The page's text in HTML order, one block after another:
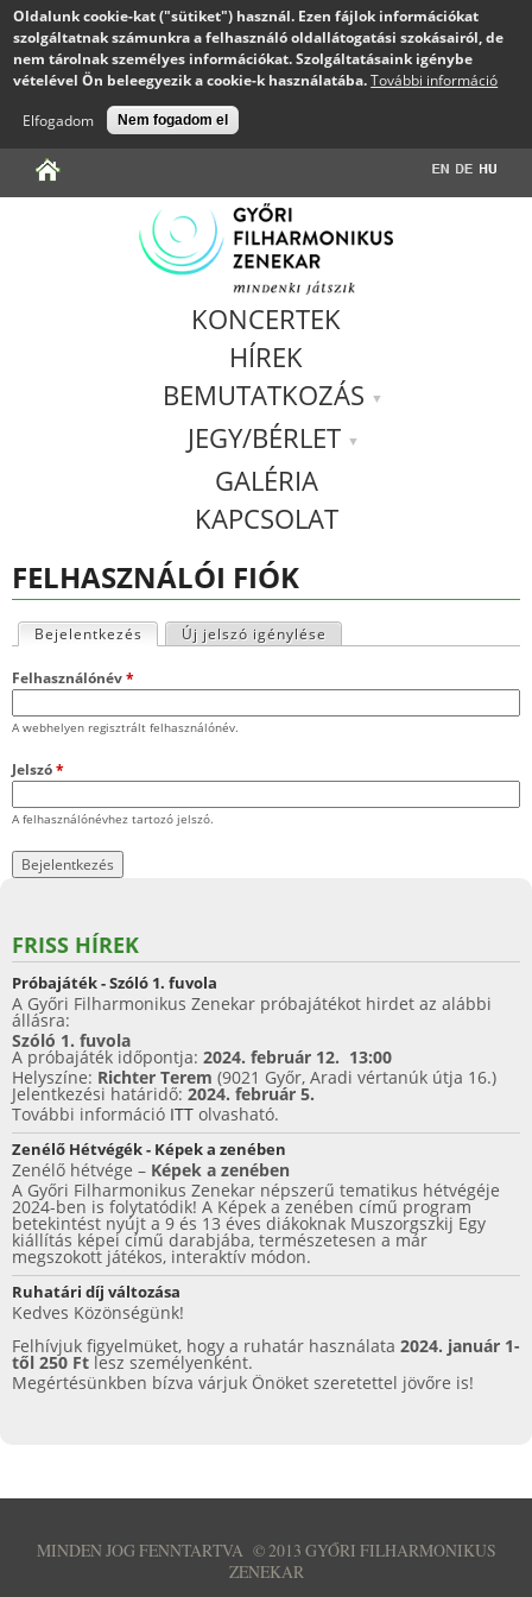
Oldalunk cookie-kat ("sütiket") használ. Ezen fájlok információkat
szolgáltatnak számunkra a felhasználó oldallátogatási szokásairól, de
nem tárolnak személyes információkat. Szolgáltatásaink igénybe
vételével Ön beleegyezik a cookie-k használatába.További információ
Elfogadom
Nem fogadom el
KONCERTEK
HÍREK
BEMUTATKOZÁS
JEGY/BÉRLET
GALÉRIA
KAPCSOLAT
FELHASZNÁLÓI FIÓK
l
ő
d
l
g
e
s
f
ü
l
e
k
Bejelentkezés (aktív fül)Új jelszó igénylése
Felhasználónév*
A webhelyen regisztrált felhasználónév.
Jelszó*
A felhasználónévhez tartozó jelszó.
FRISS HÍREK
Próbajáték - Szóló 1. fuvola
A Győri Filharmonikus Zenekar próbajátékot hirdet az alábbi
állásra:
Szóló 1. fuvola
A próbajáték időpontja: 2024. február 12. 13:00
Helyszíne: Richter Terem (9021 Győr, Aradi vértanúk útja 16.)
Jelentkezési határidő: 2024. február 5.
További információ ITT olvasható.
Zenélő Hétvégék - Képek a zenében
Zenélő hétvége – Képek a zenében
A Győri Filharmonikus Zenekar népszerű tematikus hétvégéje
2024-ben is folytatódik! A Képek a zenében című program
betekintést nyújt a 9 és 13 éves diákoknak Muszorgszkij Egy
kiállítás képei című darabjába, természetesen a már
megszokott játékos, interaktív módon.
Ruhatári díj változása
Kedves Közönségünk!
Felhívjuk figyelmüket, hogy a ruhatár használata 2024. január 1-
től 250 Ft lesz személyenként.
Megértésünkben bízva várjuk Önöket szeretettel jövőre is!
MINDEN JOG FENNTARTVA ©2013 GYŐRI FILHARMONIKUS
ZENEKAR